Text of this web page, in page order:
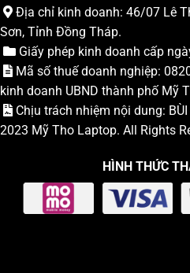
Địa chỉ kinh doanh: 46/07 Lê
Sơn, Tỉnh Đồng Tháp.
Giấy phép kinh doanh cấp
Mã số thuế doanh nghiệp:
kinh doanh UBND thành phố Mỹ
Chịu trách nhiệm nội dung:
2023 Mỹ Tho Laptop. All Rights
HÌNH THỨC